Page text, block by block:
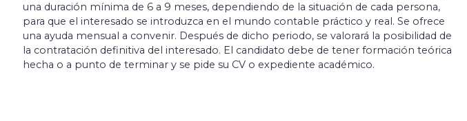
una duración mínima de 6 a 9 meses, dependiendo de la situación de cada persona,
para que el interesado se introduzca en el mundo contable práctico y real. Se ofrece
una ayuda mensual a convenir. Después de dicho periodo, se valorará la posibilidad de
la contratación definitiva del interesado. El candidato debe de tener formación teórica
hecha o a punto de terminar y se pide su CV o expediente académico.